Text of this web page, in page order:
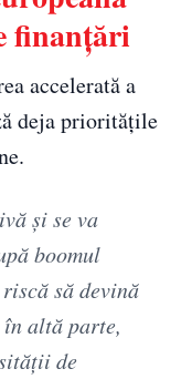
finanțări
accelerată a
deja prioritățile
și se va
boomul
să devină
altă parte,
de